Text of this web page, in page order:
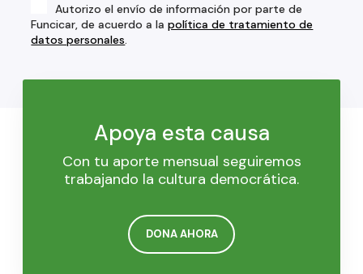
Autorizo el envío de información por parte de
Funcicar, de acuerdo a lapolítica de tratamiento de
datos personales.
Apoya esta causa
Con tu aporte mensual seguiremos
trabajando la cultura democrática.
DONA AHORA